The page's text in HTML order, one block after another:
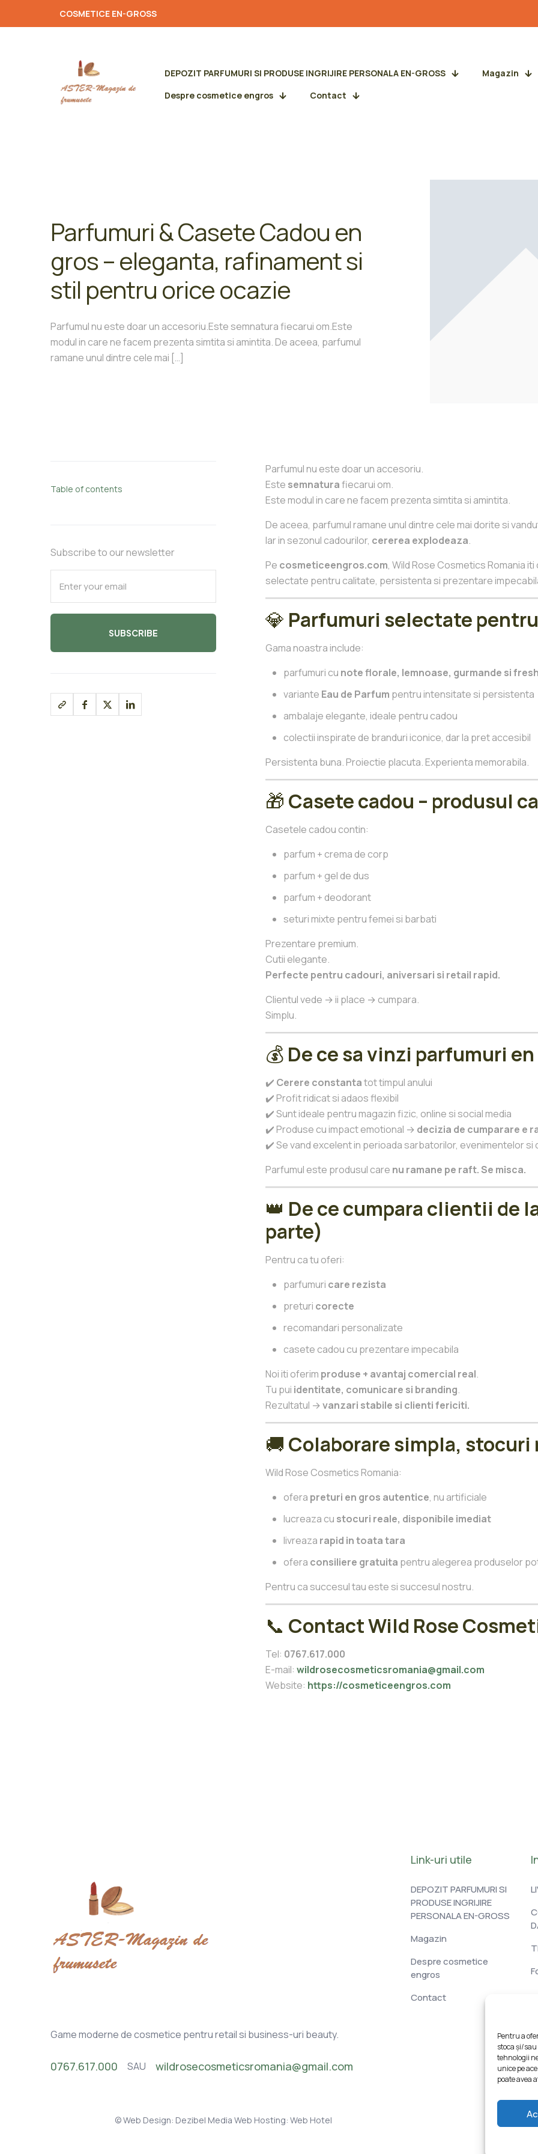
Pentru a
stoca și/
tehnologii
unice pe
poate avea
COSMETICE EN-GROSS
DEPOZIT PARFUMURI SI PRODUSE INGRIJIRE PERSONALA EN-GROSS
Magazin
Despre cosmetice engros
Contact
Parfumuri & Casete Cadou en
gros – eleganta, rafinament si
stil pentru orice ocazie
Parfumul nu este doar un accesoriu.Este semnatura fiecarui om.Este
modul in care ne facem prezenta simtita si amintita. De aceea, parfumul
ramane unul dintre cele mai […]
Table of contents
Subscribe to our newsletter
Parfumul nu este doar un accesoriu.
Este semnaturafiecarui om.
Este modul in care ne facem prezenta simtita si amintita.
De aceea, parfumul ramane unul dintre cele mai dorite si
Iar in sezonul cadourilor, cererea explodeaza.
Pe cosmeticeengros.com, Wild Rose Cosmetics Romania
selectate pentru calitate, persistenta si prezentare
💎 Parfumuri selectate
Gama noastra include:
parfumuri cu note florale, lemnoase, gurmande si
variante Eau de Parfum pentru intensitate si persistenta
ambalaje elegante, ideale pentru cadou
colectii inspirate de branduri iconice, dar la pret accesibil
Persistenta buna. Proiectie placuta. Experienta memorabila.
🎁 Casete cadou – produsul
Casetele cadou contin:
parfum + crema de corp
parfum + gel de dus
parfum + deodorant
seturi mixte pentru femei si barbati
Prezentare premium.
Cutii elegante.
Perfecte pentru cadouri, aniversari si retail rapid.
Clientul vede → ii place → cumpara.
Simplu.
💰 De ce sa vinzi parfumuri
✔️ Cerere constantatot timpul anului
✔️ Profit ridicat si adaos flexibil
✔️ Sunt ideale pentru magazin fizic, online si social media
✔️ Produse cu impact emotional → decizia de cumparare e
✔️ Se vand excelent in perioada sarbatorilor, evenimentelor
Parfumul este produsul care nu ramane pe raft. Se misca.
👑 De ce cumpara clientii de
parte)
Pentru ca tu oferi:
parfumuri care rezista
preturi corecte
recomandari personalizate
casete cadou cu prezentare impecabila
Noi iti oferim produse + avantaj comercial real.
Tu pui identitate, comunicare si branding.
Rezultatul →vanzari stabile si clienti fericiti.
🚚 Colaborare simpla, stocuri
Wild Rose Cosmetics Romania:
ofera preturi en gros autentice, nu artificiale
lucreaza cu stocuri reale, disponibile imediat
livreaza rapid in toata tara
ofera consiliere gratuita pentru alegerea produselor
Pentru ca succesul tau este si succesul nostru.
📞 Contact Wild Rose
Tel: 0767.617.000
E-mail:wildrosecosmeticsromania@gmail.com
Website: https://cosmeticeengros.com
Game moderne de cosmetice pentru retail si business-uri beauty.
0767.617.000 SAU wildrosecosmeticsromania@gmail.com
Link-uri utile
DEPOZIT PARFUMURI SI
PRODUSE INGRIJIRE
PERSONALA EN-GROSS
Magazin
Despre cosmetice
engros
Contact
© Web Design: Dezibel Media Web Hosting: Web Hotel